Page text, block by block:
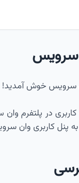
سرویس
سرویس خوش آمدید!
در پلتفرم
پنل کاربری وان